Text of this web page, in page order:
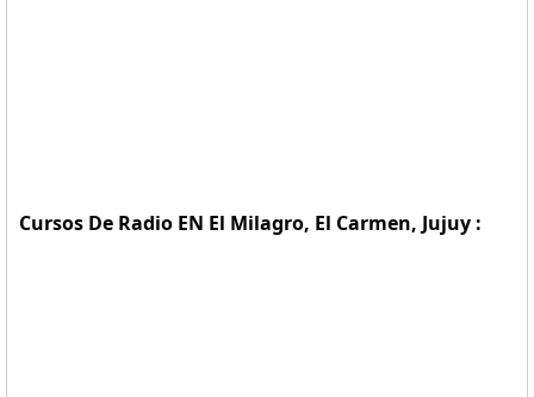
Cursos De Radio EN El Milagro, El Carmen, Jujuy :